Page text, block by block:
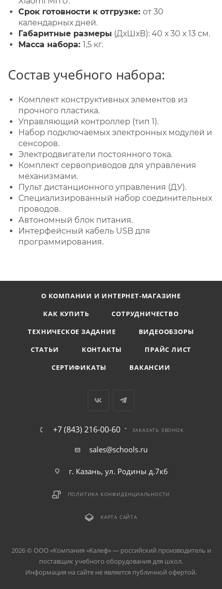
Срок готовности к отгрузке: от 30
календарных дней.
Габаритные размеры (ДхШхВ): 40 х 30 х 13 см.
Масса набора: 1,5 кг.
Состав учебного набора:
Комплект конструктивных элементов из
прочного пластика.
Управляющий контроллер (тип 1).
Набор подключаемых электронных модулей и
сенсоров.
Электродвигатели постоянного тока.
Комплект сервоприводов для управления
механизмами.
Пульт дистанционного управления (ДУ).
Специализированный набор соединительных
проводов.
Автономный блок питания.
Интерфейсный кабель USB для
программирования.
О КОМПАНИИ И ИНТЕРНЕТ-МАГАЗИНЕ
КАК КУПИТЬ
СОТРУДНИЧЕСТВО
ТЕХНИЧЕСКОЕ ЗАДАНИЕ
ВИДЕООБЗОРЫ
СТАТЬИ
КОНТАКТЫ
ПРАЙС ЛИСТ
СЕРТИФИКАТЫ
ВАКАНСИИ
+7 (843) 216-00-60 ЗАКАЗАТЬ ЗВОНОК
sales@schools.ru
г. Казань, ул. Родины д.7к6
ПОЛИТИКА КОНФИДЕНЦИАЛЬНОСТИ
КАРТА САЙТА
2026 © ООО «Компания «Kалеф» — российский производитель и
поставщик учебного оборудования для школ.
Информация на сайте не является публичной офертой.